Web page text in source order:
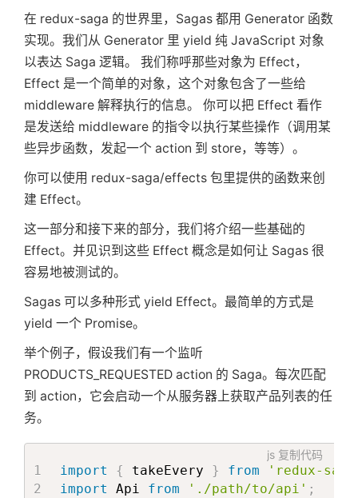
在 redux-saga 的世界里，Sagas 都用 Generator 函数
实现。我们从 Generator 里 yield 纯 JavaScript 对象
以表达 Saga 逻辑。 我们称呼那些对象为 Effect，
Effect 是一个简单的对象，这个对象包含了一些给
middleware 解释执行的信息。 你可以把 Effect 看作
是发送给 middleware 的指令以执行某些操作（调用某
些异步函数，发起一个 action 到 store，等等）。
你可以使用 redux-saga/effects 包里提供的函数来创
建 Effect。
这一部分和接下来的部分，我们将介绍一些基础的
Effect。并见识到这些 Effect 概念是如何让 Sagas 很
容易地被测试的。
Sagas 可以多种形式 yield Effect。最简单的方式是
yield 一个 Promise。
举个例子，假设我们有一个监听
PRODUCTS_REQUESTED action 的 Saga。每次匹配
到 action，它会启动一个从服务器上获取产品列表的任
务。
js 复制代码
import { takeEvery } from
'redux-
import
Api from './path/to/api' ;